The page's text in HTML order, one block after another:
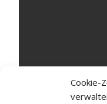
Cookie-